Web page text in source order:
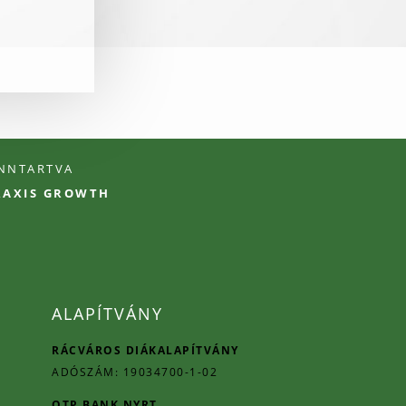
GROWTH
ALAPÍTVÁNY
RÁCVÁROS DIÁKALAPÍTVÁNY
ADÓSZÁM: 19034700-1-02